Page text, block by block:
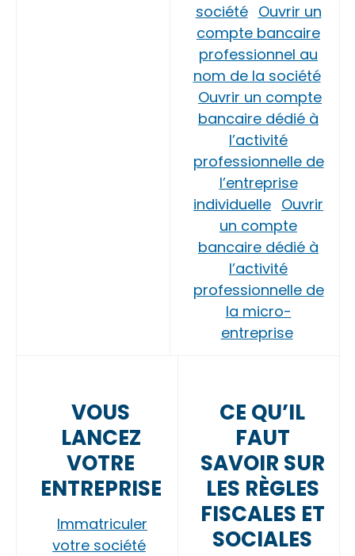
société Ouvrir un
compte bancaire
professionnel au
nom de la société
Ouvrir un compte
bancaire dédié à
l’activité
professionnelle de
l’entreprise
individuelle Ouvrir
un compte
bancaire dédié à
l’activité
professionnelle de
la micro-
entreprise
VOUS
LANCEZ
VOTRE
ENTREPRISE
Immatriculer
votre société
CE QU’IL
FAUT
SAVOIR SUR
LES RÈGLES
FISCALES ET
SOCIALES